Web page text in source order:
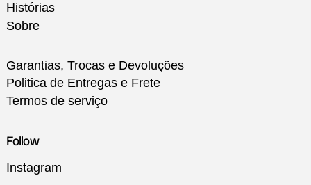
Histórias
Sobre
Garantias, Trocas e Devoluções
Politica de Entregas e Frete
Termos de serviço
Follow
Instagram